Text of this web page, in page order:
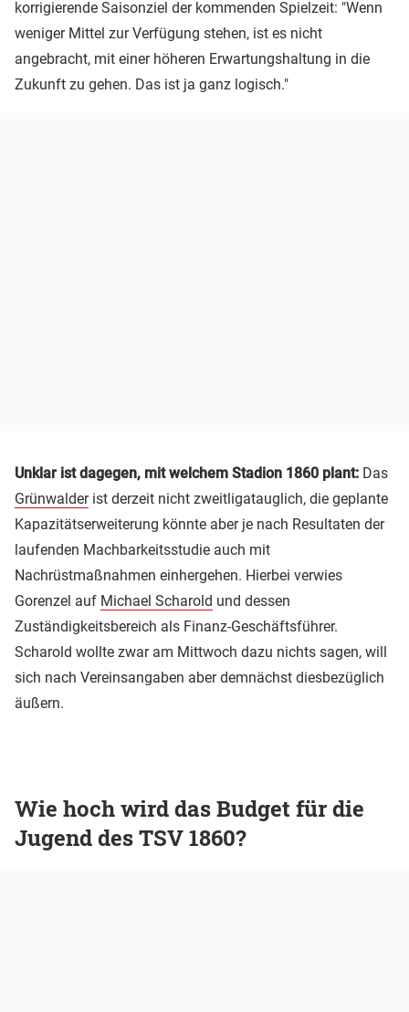
korrigierende Saisonziel der kommenden Spielzeit: "Wenn
weniger Mittel zur Verfügung stehen, ist es nicht
angebracht, mit einer höheren Erwartungshaltung in die
Zukunft zu gehen. Das ist ja ganz logisch."
Unklar ist dagegen, mit welchem Stadion 1860 plant: Das
Grünwalderist derzeit nicht zweitligatauglich, die geplante
Kapazitätserweiterung könnte aber je nach Resultaten der
laufenden Machbarkeitsstudie auch mit
Nachrüstmaßnahmen einhergehen. Hierbei verwies
Gorenzel auf Michael Scharold und dessen
Zuständigkeitsbereich als Finanz-Geschäftsführer.
Scharold wollte zwar am Mittwoch dazu nichts sagen, will
sich nach Vereinsangaben aber demnächst diesbezüglich
äußern.
Wie hoch wird das Budget für die
Jugend des TSV 1860?